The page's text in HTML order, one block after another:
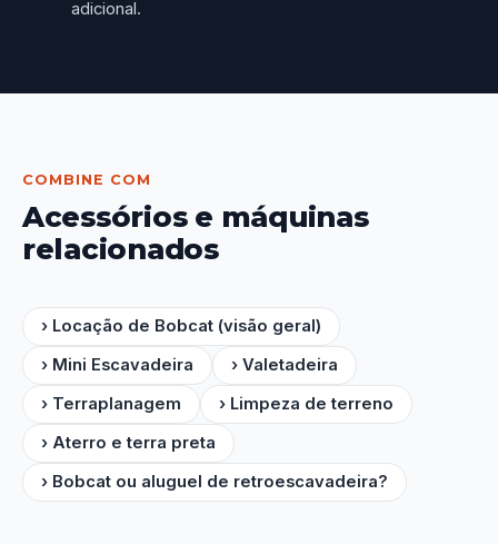
adicional.
COMBINE COM
Acessórios e máquinas
relacionados
› Locação de Bobcat (visão geral)
› Mini Escavadeira
› Valetadeira
› Terraplanagem
› Limpeza de terreno
› Aterro e terra preta
› Bobcat ou aluguel de retroescavadeira?